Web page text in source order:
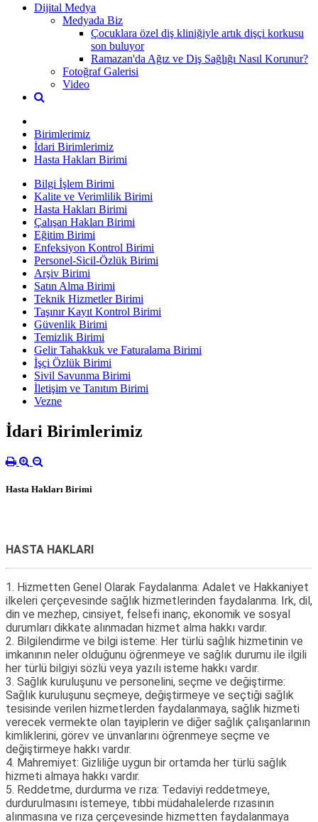
Dijital Medya
Medyada Biz
Çocuklara özel diş kliniğiyle artık dişçi korkusu
son buluyor
Ramazan'da Ağız ve Diş Sağlığı Nasıl Korunur?
Fotoğraf Galerisi
Video
Birimlerimiz
İdari Birimlerimiz
Hasta Hakları Birimi
Bilgi İşlem Birimi
Kalite ve Verimlilik Birimi
Hasta Hakları Birimi
Çalışan Hakları Birimi
Eğitim Birimi
Enfeksiyon Kontrol Birimi
Personel-Sicil-Özlük Birimi
Arşiv Birimi
Satın Alma Birimi
Teknik Hizmetler Birimi
Taşınır Kayıt Kontrol Birimi
Güvenlik Birimi
Temizlik Birimi
Gelir Tahakkuk ve Faturalama Birimi
İşçi Özlük Birimi
Sivil Savunma Birimi
İletişim ve Tanıtım Birimi
Vezne
İdari Birimlerimiz
Hasta Hakları Birimi
HASTA HAKLARI
1. Hizmetten Genel Olarak Faydalanma: Adalet ve Hakkaniyet
ilkeleri çerçevesinde sağlık hizmetlerinden faydalanma. Irk, dil,
din ve mezhep, cinsiyet, felsefi inanç, ekonomik ve sosyal
durumları dikkate alınmadan hizmet alma hakkı vardır.
2. Bilgilendirme ve bilgi isteme: Her türlü sağlık hizmetinin ve
imkanının neler olduğunu öğrenmeye ve sağlık durumu ile ilgili
her türlü bilgiyi sözlü veya yazılı isteme hakkı vardır.
3. Sağlık kuruluşunu ve personelini, seçme ve değiştirme:
Sağlık kuruluşunu seçmeye, değiştirmeye ve seçtiği sağlık
tesisinde verilen hizmetlerden faydalanmaya, sağlık hizmeti
verecek vermekte olan tayiplerin ve diğer sağlık çalışanlarının
kimliklerini, görev ve ünvanlarını öğrenmeye seçme ve
değiştirmeye hakkı vardır.
4. Mahremiyet: Gizliliğe uygun bir ortamda her türlü sağlık
hizmeti almaya hakkı vardır.
5. Reddetme, durdurma ve rıza: Tedaviyi reddetmeye,
durdurulmasını istemeye, tıbbi müdahalelerde rızasının
alınmasına ve rıza çerçevesinde hizmetten faydalanmaya